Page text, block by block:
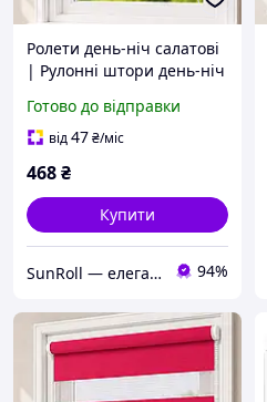
Ролети день-ніч салатові
| Рулонні штори день-ніч
квартири, будинку, офісу
та магазину
Готово до відправки
від47₴/міс
468₴
Купити
SunRoll — елегантність та комфорт у кожному вікні. 94%